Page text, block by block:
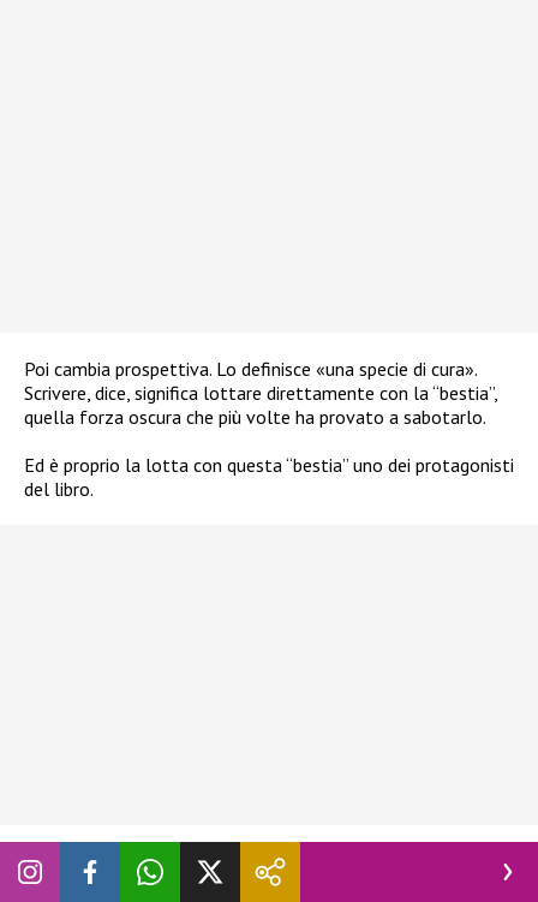
Poi cambia prospettiva. Lo definisce «una specie di cura».
Scrivere, dice, significa lottare direttamente con la “bestia”,
quella forza oscura che più volte ha provato a sabotarlo.
Ed è proprio la lotta con questa “bestia” uno dei protagonisti
del libro.
C’è la madre casalinga. C’è il padre imbianchino, che un giorno
gli lascia una sola, potentissima lettera: «Soffriva del mio